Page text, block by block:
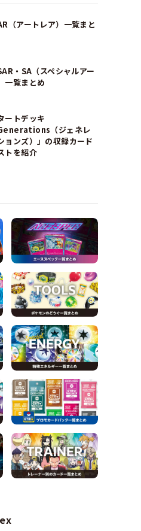
（アートレア）一覧まと
・SA（スペシャルアー
一覧まとめ
ートデッキ
Generations（ジェネレ
ョンズ）」の収録カード
トを紹介